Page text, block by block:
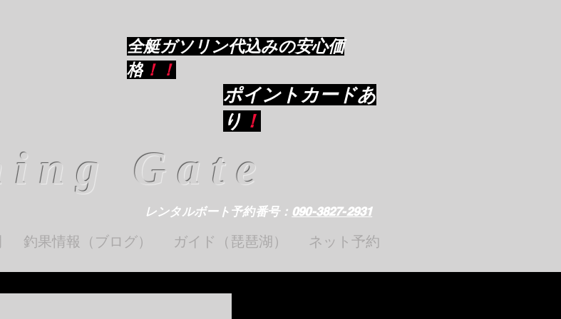
​全艇ガソリン代込みの安心価
格 ！！
ポイントカードあ
り ！
Gate
レンタルボート予約番号： 090-3827-2931
釣果情報（ブログ） ガイド（琵琶湖） ネット予約